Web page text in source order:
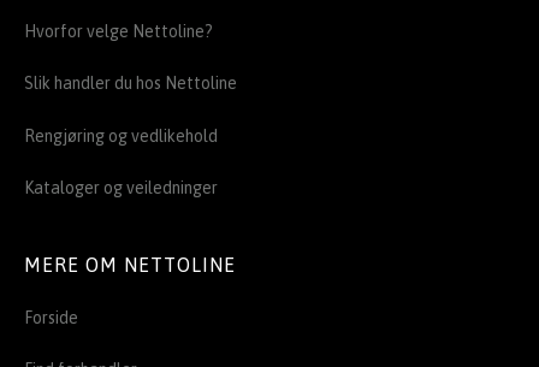
Hvorfor velge Nettoline?
Slik handler du hos Nettoline
Rengjøring og vedlikehold
Kataloger og veiledninger
MERE OM NETTOLINE
Forside